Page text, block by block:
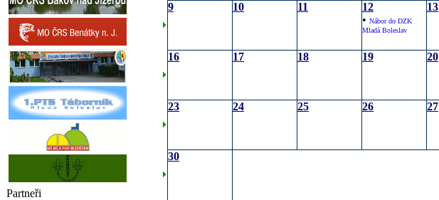
Partneři
9 10 11
12
• Nábor do DZK
Mladá Boleslav
13
16 17 18 19 20
23 24 25 26 27
30